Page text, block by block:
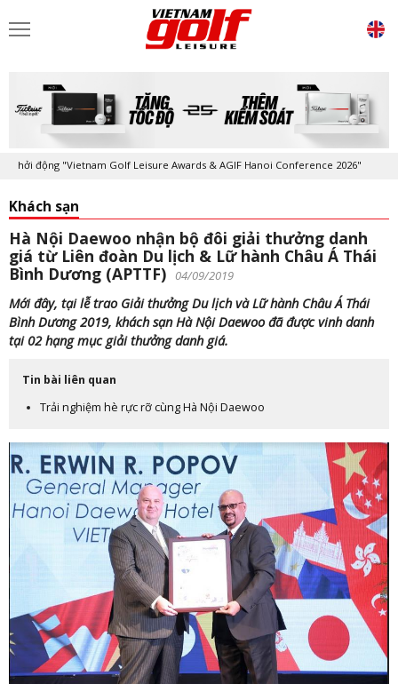
động "Vietnam Golf Leisure Awards & AGIF Hanoi Conference 2026"
Khách sạn
Hà Nội Daewoo nhận bộ đôi giải thưởng danh
giá từ Liên đoàn Du lịch & Lữ hành Châu Á Thái
Bình Dương (APTTF) 04/09/2019
Mới đây, tại lễ trao Giải thưởng Du lịch và Lữ hành Châu Á Thái
Bình Dương 2019, khách sạn Hà Nội Daewoo đã được vinh danh
tại 02 hạng mục giải thưởng danh giá.
Tin bài liên quan
Trải nghiệm hè rực rỡ cùng Hà Nội Daewoo